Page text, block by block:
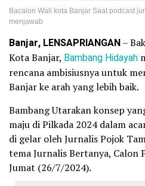
Bacalon Wali kota Banjar Saat podcast
menjawab
Banjar, LENSAPRIANGAN–
Kota Banjar, Bambang Hidayah
rencana ambisiusnya untuk
Banjar ke arah yang lebih baik.
Bambang Utarakan konsep
maju di Pilkada 2024 dalam
di gelar oleh Jurnalis Pojok
tema Jurnalis Bertanya, Calon
Jumat (26/7/2024).